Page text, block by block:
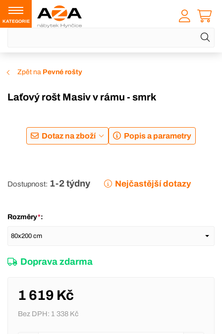
KATEGORIE
Zpět na Pevné rošty
Laťový rošt Masiv v rámu - smrk
Dotaz na zboží Popis a parametry
Dostupnost: 1-2 týdny Nejčastější dotazy
Rozměry*:
Doprava zdarma
1 619 Kč
Bez DPH: 1 338 Kč